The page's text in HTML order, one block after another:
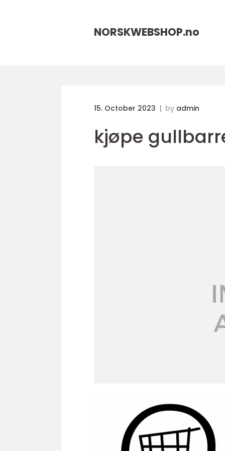
NORSKWEBSHOP.no
15. October 2023 by admin
kjøpe